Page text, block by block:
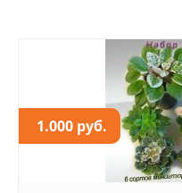
1.000 руб.